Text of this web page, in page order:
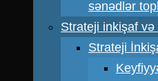
sənədlər
Strateji inkişaf və
Strateji